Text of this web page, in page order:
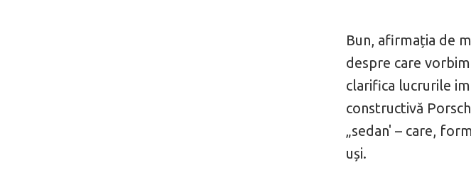
Bun, afirmația de
despre care
clarifica lucrurile
constructivă
„sedan' – care,
uși.